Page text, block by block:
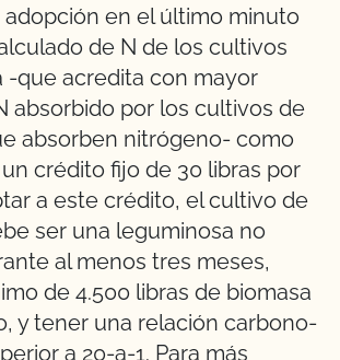
adopción en el último minuto
de N de los cultivos
-que acredita con mayor
absorbido por los cultivos de
absorben nitrógeno- como
crédito fijo de 30 libras por
a este crédito, el cultivo de
ser una leguminosa no
al menos tres meses,
de 4.500 libras de biomasa
y tener una relación carbono-
a 20-a-1. Para más